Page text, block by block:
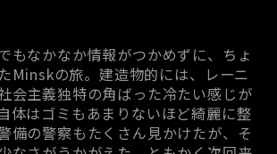
もなかなか情報がつかめずに、ちょ
Minskの旅。建造物的には、レーニ
会主義独特の角ばった冷たい感じが
体はゴミもあまりないほど綺麗に整
備の警察もたくさん見かけたが、そ